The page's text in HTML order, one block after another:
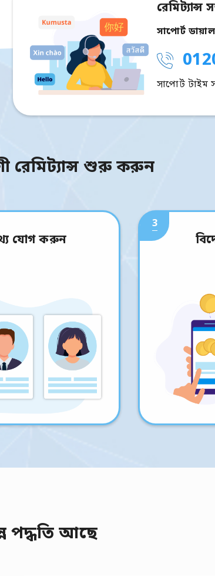
সাপোর্ট ডায়াল
সাপোর্ট টাইম
রেমিট্যান্স শুরু করুন
যোগ করুন
3
পদ্ধতি আছে